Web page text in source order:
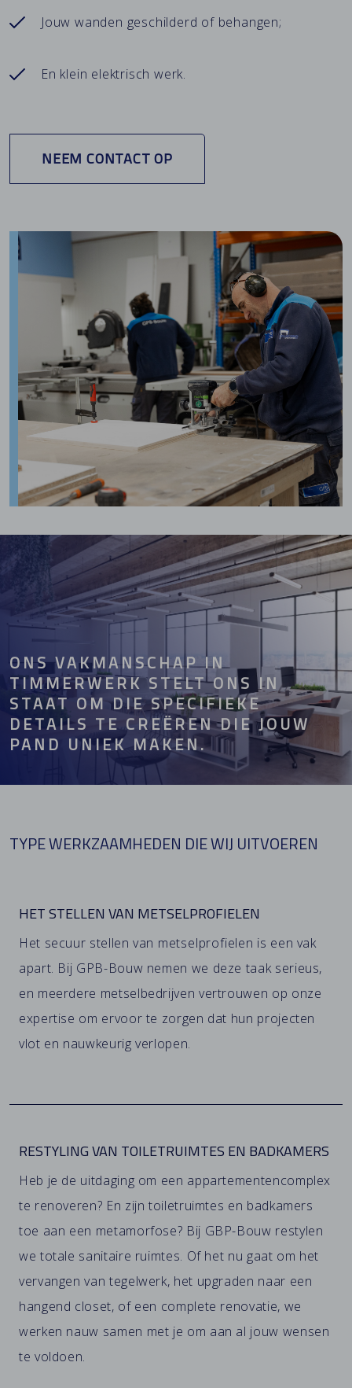
Jouw wanden geschilderd of behangen;
En klein elektrisch werk.
NEEM CONTACT OP
ONS VAKMANSCHAP IN
TIMMERWERK STELT ONS IN
STAAT OM DIE SPECIFIEKE
DETAILS TE CREËREN DIE JOUW
PAND UNIEK MAKEN.
TYPE WERKZAAMHEDEN DIE WIJ UITVOEREN
HET STELLEN VAN METSELPROFIELEN
Het secuur stellen van metselprofielen is een vak
apart. Bij GPB-Bouw nemen we deze taak serieus,
en meerdere metselbedrijven vertrouwen op onze
expertise om ervoor te zorgen dat hun projecten
vlot en nauwkeurig verlopen.
RESTYLING VAN TOILETRUIMTES EN BADKAMERS
Heb je de uitdaging om een appartementencomplex
te renoveren? En zijn toiletruimtes en badkamers
toe aan een metamorfose? Bij GBP-Bouw restylen
we totale sanitaire ruimtes. Of het nu gaat om het
vervangen van tegelwerk, het upgraden naar een
hangend closet, of een complete renovatie, we
werken nauw samen met je om aan al jouw wensen
te voldoen.